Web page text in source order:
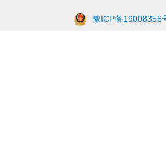
豫ICP备19008356